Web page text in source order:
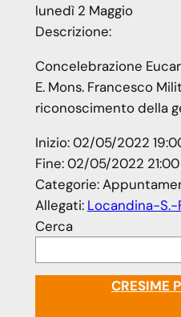
lunedì 2 Maggio
Descrizione:
Concelebrazione
E. Mons. Francesco
riconoscimento della
Inizio:02/05/2022
Fine:02/05/2022 21:00
Categorie:
Allegati: Locandina-
Cerca
CRESIME